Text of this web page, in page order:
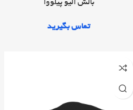
بالش الیو پیلووا
تماس بگیرید